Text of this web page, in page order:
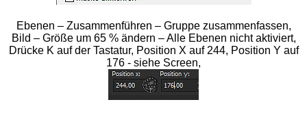
Ebenen – Zusammenführen – Gruppe zusammenfassen,
Bild – Größe um 65 % ändern – Alle Ebenen nicht aktiviert,
Drücke K auf der Tastatur, Position X auf 244, Position Y auf
176 - siehe Screen,